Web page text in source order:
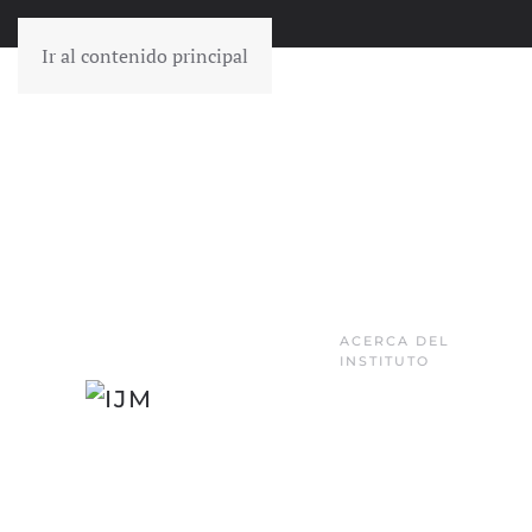
Ir al contenido principal
ACERCA DEL
INSTITUTO